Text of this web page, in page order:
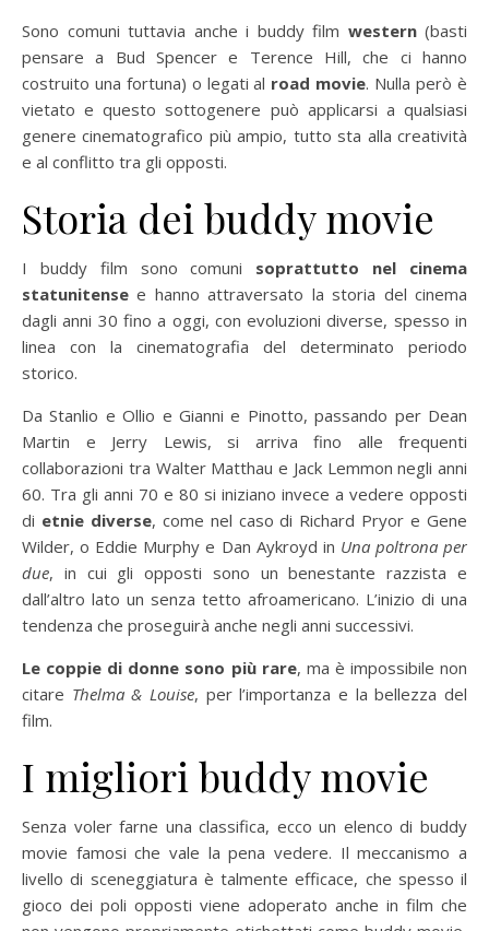
Sono comuni tuttavia anche i buddy film western(basti
pensare a Bud Spencer e Terence Hill, che ci hanno
costruito una fortuna) o legati al road movie. Nulla però è
vietato e questo sottogenere può applicarsi a qualsiasi
genere cinematografico più ampio, tutto sta alla creatività
e al conflitto tra gli opposti.
Storia dei buddy movie
I buddy film sono comuni soprattutto nel cinema
statunitense e hanno attraversato la storia del cinema
dagli anni 30 fino a oggi, con evoluzioni diverse, spesso in
linea con la cinematografia del determinato periodo
storico.
Da Stanlio e Ollio e Gianni e Pinotto, passando per Dean
Martin e Jerry Lewis, si arriva fino alle frequenti
collaborazioni tra Walter Matthau e Jack Lemmon negli anni
60. Tra gli anni 70 e 80 si iniziano invece a vedere opposti
di etnie diverse, come nel caso di Richard Pryor e Gene
Wilder, o Eddie Murphy e Dan Aykroyd in Una poltrona per
due, in cui gli opposti sono un benestante razzista e
dall’altro lato un senza tetto afroamericano. L’inizio di una
tendenza che proseguirà anche negli anni successivi.
Le coppie di donne sono più rare, ma è impossibile non
citare Thelma & Louise, per l’importanza e la bellezza del
film.
I migliori buddy movie
Senza voler farne una classifica, ecco un elenco di buddy
movie famosi che vale la pena vedere. Il meccanismo a
livello di sceneggiatura è talmente efficace, che spesso il
gioco dei poli opposti viene adoperato anche in film che